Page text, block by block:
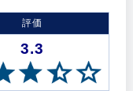
評価
3.3